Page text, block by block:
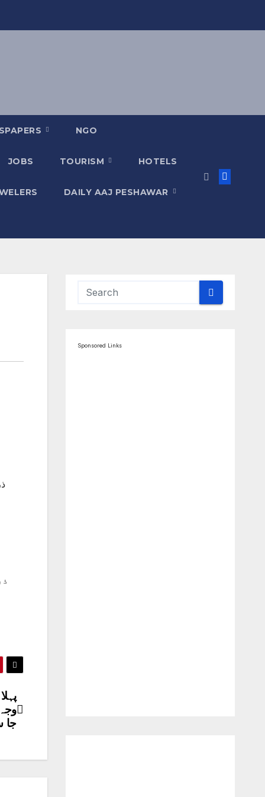
NGO
JOBS TOURISM HOTELS
DAILY AAJ PESHAWAR
جا
Sponsored Links